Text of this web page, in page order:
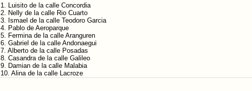
1. Luisito de la calle Concordia
2. Nelly de la calle Rio Cuarto
3. Ismael de la calle Teodoro Garcia
4. Pablo de Aeroparque
5. Fermina de la calle Aranguren
6. Gabriel de la calle Andonaegui
7. Alberto de la calle Posadas
8. Casandra de la calle Galileo
9. Damian de la calle Malabia
10. Alina de la calle Lacroze